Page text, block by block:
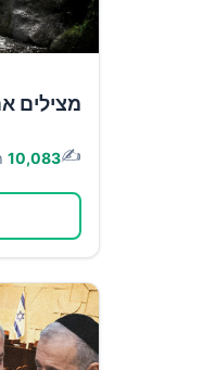
מצילים
✍️
10,083